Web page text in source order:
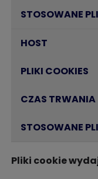
Pliki cookie